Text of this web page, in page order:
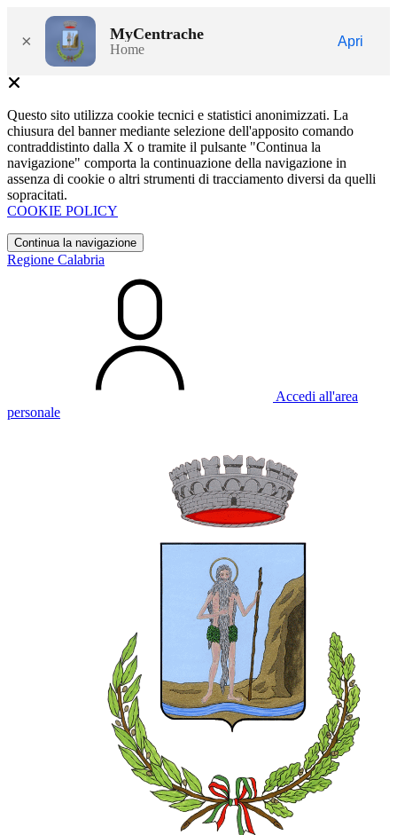
× MyCentrache
Home
Apri
Questo sito utilizza cookie tecnici e statistici anonimizzati. La
chiusura del banner mediante selezione dell'apposito comando
contraddistinto dalla X o tramite il pulsante "Continua la
navigazione" comporta la continuazione della navigazione in
assenza di cookie o altri strumenti di tracciamento diversi da quelli
sopracitati.
COOKIE POLICY
Continua la navigazione
Regione Calabria
Accedi all'area
personale